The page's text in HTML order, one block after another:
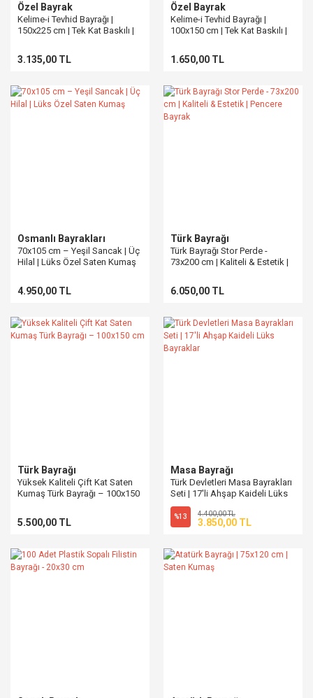
Özel Bayrak
Kelime-i Tevhid Bayrağı |
150x225 cm | Tek Kat Baskılı |
3.135,00 TL
Özel Bayrak
Kelime-i Tevhid Bayrağı |
100x150 cm | Tek Kat Baskılı |
1.650,00 TL
Osmanlı Bayrakları
70x105 cm – Yeşil Sancak | Üç
Hilal | Lüks Özel Saten Kumaş
4.950,00 TL
Türk Bayrağı
Türk Bayrağı Stor Perde -
73x200 cm | Kaliteli & Estetik |
6.050,00 TL
Türk Bayrağı
Yüksek Kaliteli Çift Kat Saten
Kumaş Türk Bayrağı – 100x150
5.500,00 TL
Masa Bayrağı
Türk Devletleri Masa Bayrakları
Seti | 17'li Ahşap Kaideli Lüks
Bayraklar
%13 4.400,00 TL
3.850,00 TL